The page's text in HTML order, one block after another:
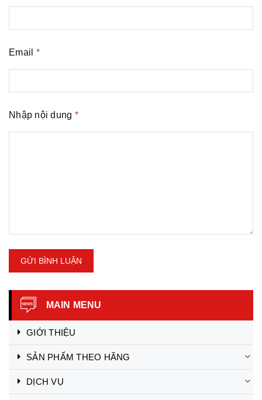
Email *
Nhập nội dung *
GỬI BÌNH LUẬN
MAIN MENU
GIỚI THIỆU
SẢN PHẨM THEO HÃNG
DỊCH VỤ